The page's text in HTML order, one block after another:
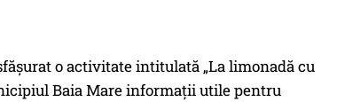
o activitate intitulată „La limonadă cu
Baia Mare informații utile pentru